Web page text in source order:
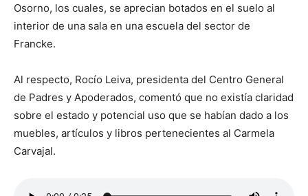
Osorno, los cuales, se aprecian botados en el suelo al
interior de una sala en una escuela del sector de
Francke.
Al respecto, Rocío Leiva, presidenta del Centro General
de Padres y Apoderados, comentó que no existía claridad
sobre el estado y potencial uso que se habían dado a los
muebles, artículos y libros pertenecientes al Carmela
Carvajal.